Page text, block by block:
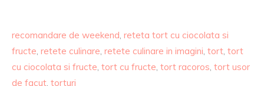
recomandare de weekend, reteta tort cu ciocolata si
fructe, retete culinare, retete culinare in imagini, tort, tort
cu ciocolata si fructe, tort cu fructe, tort racoros, tort usor
de facut, torturi